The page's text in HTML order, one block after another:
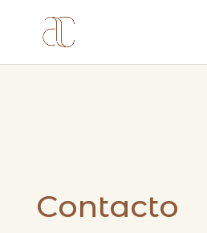
Contacto